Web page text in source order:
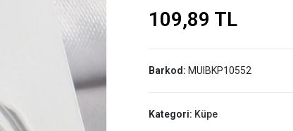
109,89 TL
Barkod: MUIBKP10552
Kategori: Küpe